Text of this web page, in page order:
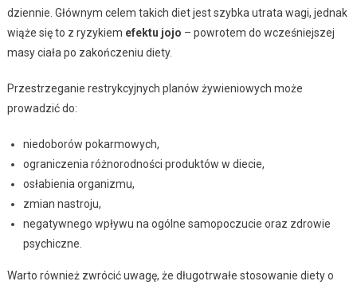
dziennie. Głównym celem takich diet jest szybka utrata wagi, jednak
wiąże się to z ryzykiem efektu jojo – powrotem do wcześniejszej
masy ciała po zakończeniu diety.
Przestrzeganie restrykcyjnych planów żywieniowych może
prowadzić do:
niedoborów pokarmowych,
ograniczenia różnorodności produktów w diecie,
osłabienia organizmu,
zmian nastroju,
negatywnego wpływu na ogólne samopoczucie oraz zdrowie
psychiczne.
Warto również zwrócić uwagę, że długotrwałe stosowanie diety o